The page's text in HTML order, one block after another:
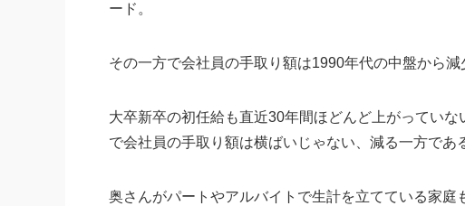
ード。
その一方で会社員の手取り額は1990年代の中盤から減
大卒新卒の初任給も直近30年間ほどんど上がってい
で会社員の手取り額は横ばいじゃない、減る一方であ
奥さんがパートやアルバイトで生計を立てている家